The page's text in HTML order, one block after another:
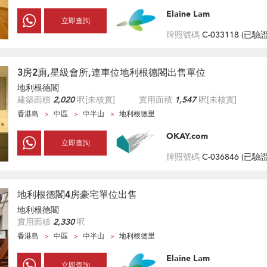
立即查詢
Elaine Lam
牌照號碼 C-033118 (已驗
3房2廁,星級會所,連車位地利根德閣出售單位
地利根德閣
建築面積 2,020呎[未核實] 實用面積 1,547呎[未核實]
香港島 中區 中半山 地利根德里
立即查詢
OKAY.com
牌照號碼 C-036846 (已驗
地利根德閣4房豪宅單位出售
地利根德閣
實用面積 2,330呎
香港島 中區 中半山 地利根德里
Elaine Lam